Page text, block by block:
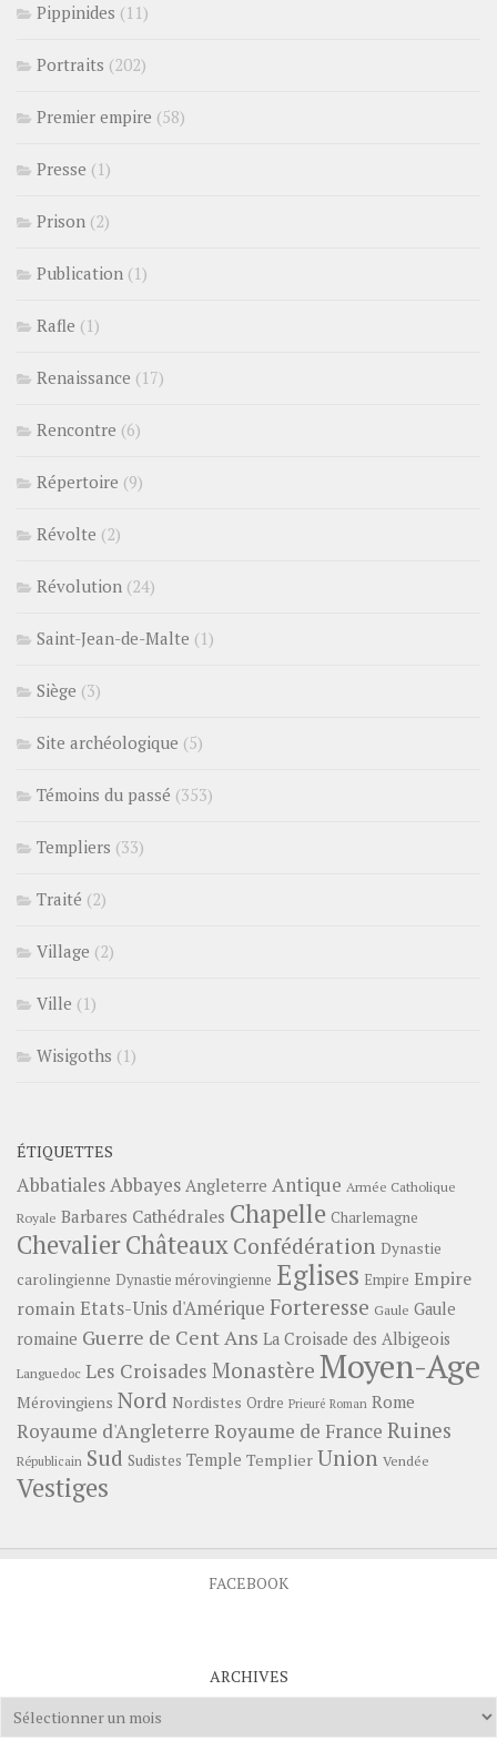
Pippinides (11)
Portraits (202)
Premier empire (58)
Presse (1)
Prison (2)
Publication (1)
Rafle (1)
Renaissance (17)
Rencontre (6)
Répertoire (9)
Révolte (2)
Révolution (24)
Saint-Jean-de-Malte (1)
Siège (3)
Site archéologique (5)
Témoins du passé (353)
Templiers (33)
Traité (2)
Village (2)
Ville (1)
Wisigoths (1)
ÉTIQUETTES
AbbatialesAbbayes Angleterre Antique Armée Catholique
Royale Barbares Cathédrales Chapelle Charlemagne
ChevalierChâteauxConfédération Dynastie
carolingienne Dynastie mérovingienne Eglises Empire Empire
romainEtats-Unis d'Amérique Forteresse Gaule Gaule
romaine Guerre de Cent Ans La Croisade des Albigeois
Languedoc Les Croisades Monastère Moyen-Age
Mérovingiens Nord Nordistes Ordre Prieuré Roman Rome
Royaume d'Angleterre Royaume de France Ruines
Républicain Sud Sudistes Temple Templier Union Vendée
Vestiges
FACEBOOK
ARCHIVES
Archives